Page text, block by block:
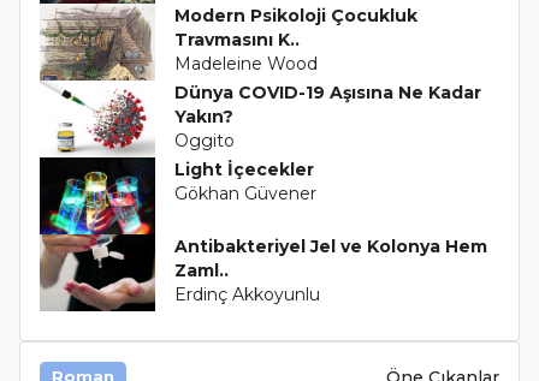
Modern Psikoloji Çocukluk
Travmasını K..
Madeleine Wood
Dünya COVID-19 Aşısına Ne Kadar
Yakın?
Oggito
Light İçecekler
Gökhan Güvener
Antibakteriyel Jel ve Kolonya Hem
Zaml..
Erdinç Akkoyunlu
Roman